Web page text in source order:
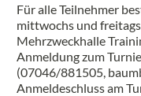
Für alle Teilnehmer
mittwochs und
Mehrzweckhalle
Anmeldung zum
(07046/881505,
Anmeldeschluss am